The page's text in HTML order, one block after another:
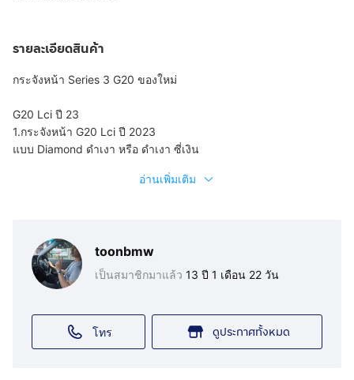
รายละเอียดสินค้า
กระจังหน้า Series 3 G20 ของใหม่
G20 Lci ปี 23
1.กระจังหน้า G20 Lci ปี 2023
แบบ Diamond ดำเงา หรือ ดำเงา ซี่เงิน
อ่านเพิ่มเติม
toonbmw
เป็นสมาชิกมาแล้ว 13 ปี 1 เดือน 22 วัน
โทร ดูประกาศทั้งหมด